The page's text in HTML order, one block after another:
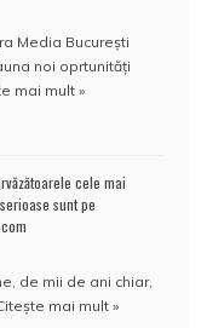
Media București
noi oprtunități
mai mult »
cele mai
sunt pe
de mii de ani chiar,
mai mult »